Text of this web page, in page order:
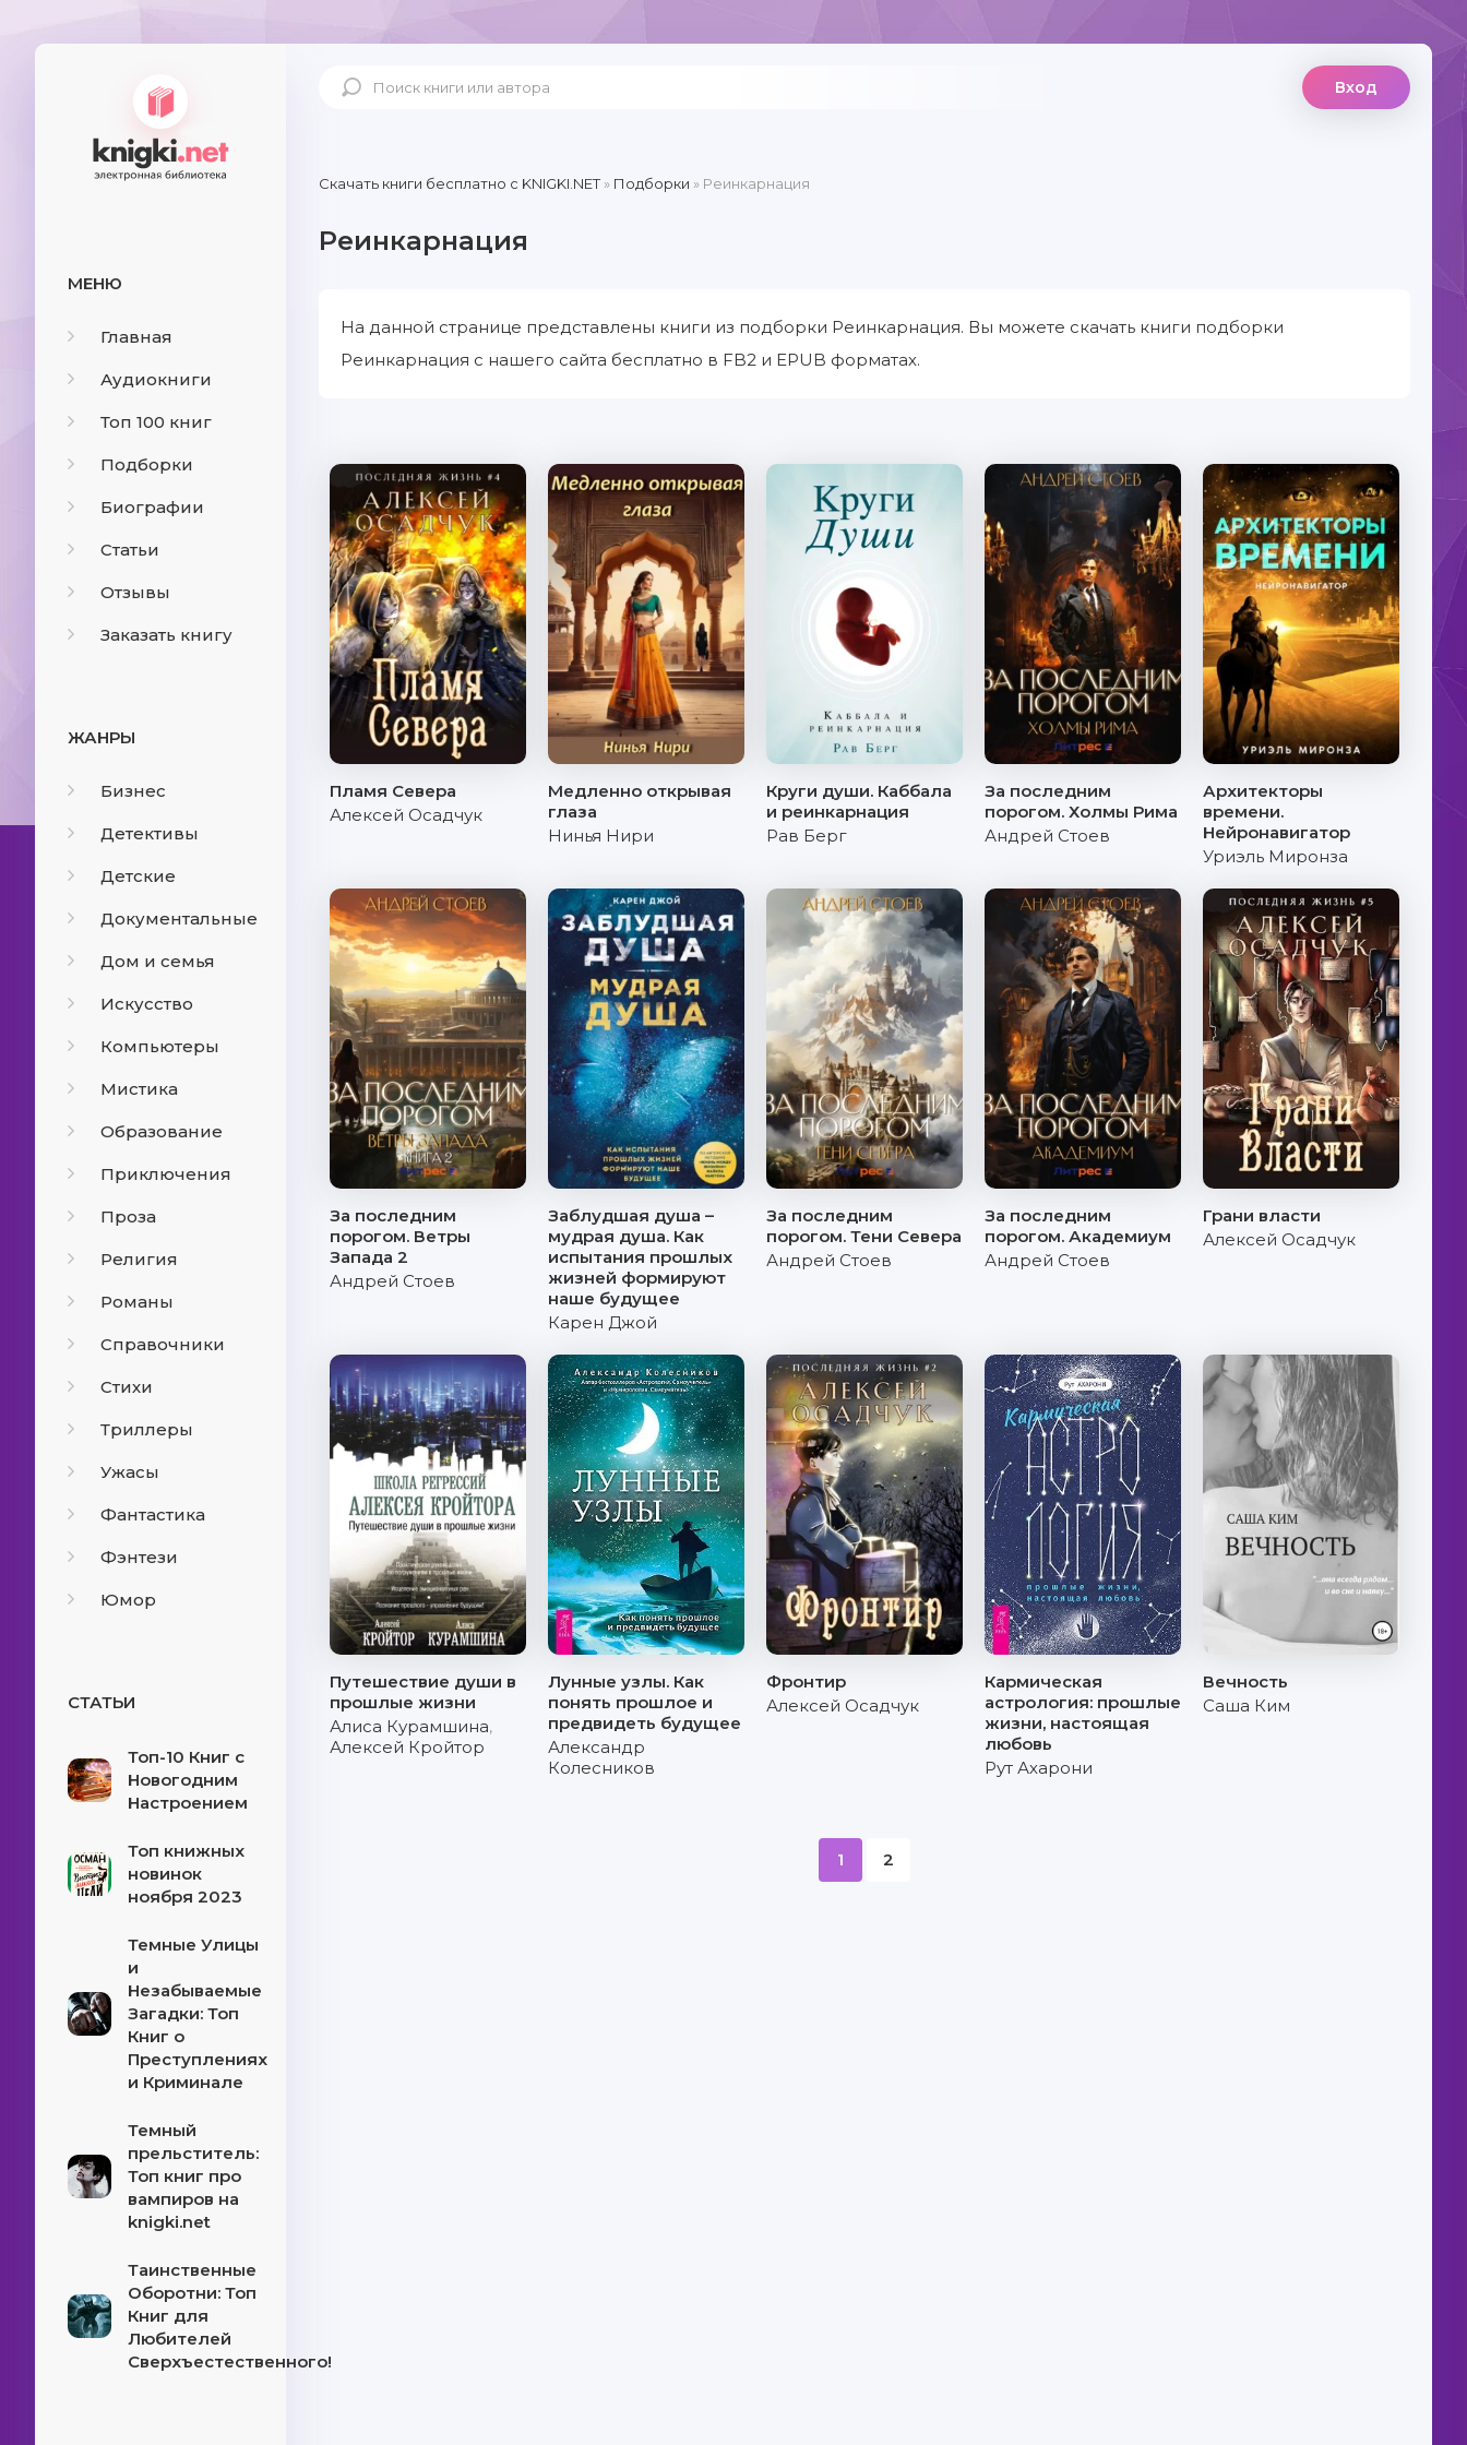
МЕНЮ
Главная
Аудиокниги
Топ 100 книг
Подборки
Биографии
Статьи
Отзывы
Заказать книгу
ЖАНРЫ
Бизнес
Детективы
Детские
Документальные
Дом и семья
Искусство
Компьютеры
Мистика
Образование
Приключения
Проза
Религия
Романы
Справочники
Стихи
Триллеры
Ужасы
Фантастика
Фэнтези
Юмор
СТАТЬИ
Топ-10 Книг с
Новогодним
Настроением
Топ книжных
новинок
ноября 2023
Темные Улицы
и
Незабываемые
Загадки: Топ
Книг о
Преступлениях
и Криминале
Темный
прельститель:
Топ книг про
вампиров на
knigki.net
Таинственные
Оборотни: Топ
Книг для
Любителей
Сверхъестественного!
Вход
Скачать книги бесплатно c KNIGKI.NET» Подборки » Реинкарнация
Реинкарнация
На данной странице представлены книги из подборки Реинкарнация. Вы можете скачать книги подборки
Реинкарнация с нашего сайта бесплатно в FB2 и EPUB форматах.
Пламя Севера
Алексей Осадчук
Медленно открывая
глаза
Нинья Нири
Круги души. Каббала
и реинкарнация
Рав Берг
За последним
порогом. Холмы Рима
Андрей Стоев
Архитекторы
времени.
Нейронавигатор
Уриэль Миронза
За последним
порогом. Ветры
Запада 2
Андрей Стоев
Заблудшая душа –
мудрая душа. Как
испытания прошлых
жизней формируют
наше будущее
Карен Джой
За последним
порогом. Тени Севера
Андрей Стоев
За последним
порогом. Академиум
Андрей Стоев
Грани власти
Алексей Осадчук
Путешествие души в
прошлые жизни
Алиса Курамшина,
Алексей Кройтор
Лунные узлы. Как
понять прошлое и
предвидеть будущее
Александр
Колесников
Фронтир
Алексей Осадчук
Кармическая
астрология: прошлые
жизни, настоящая
любовь
Рут Ахарони
Вечность
Саша Ким
1 2